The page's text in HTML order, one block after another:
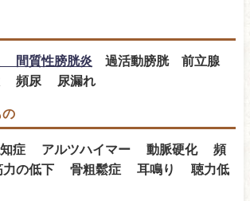
間質性膀胱炎 過活動膀胱 前立腺
頻尿 尿漏れ
症 アルツハイマー 動脈硬化 頻
の低下 骨粗鬆症 耳鳴り 聴力低